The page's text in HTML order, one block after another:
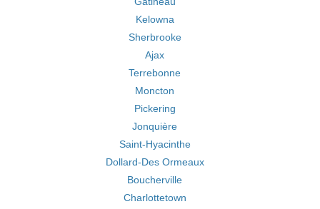
Kelowna
Sherbrooke
Ajax
Terrebonne
Moncton
Pickering
Jonquière
Saint-Hyacinthe
Dollard-Des Ormeaux
Boucherville
Charlottetown